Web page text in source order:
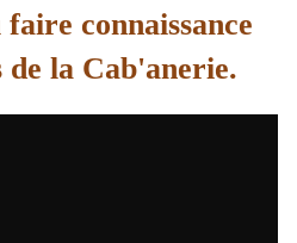
connaissance
de la Cab'anerie.